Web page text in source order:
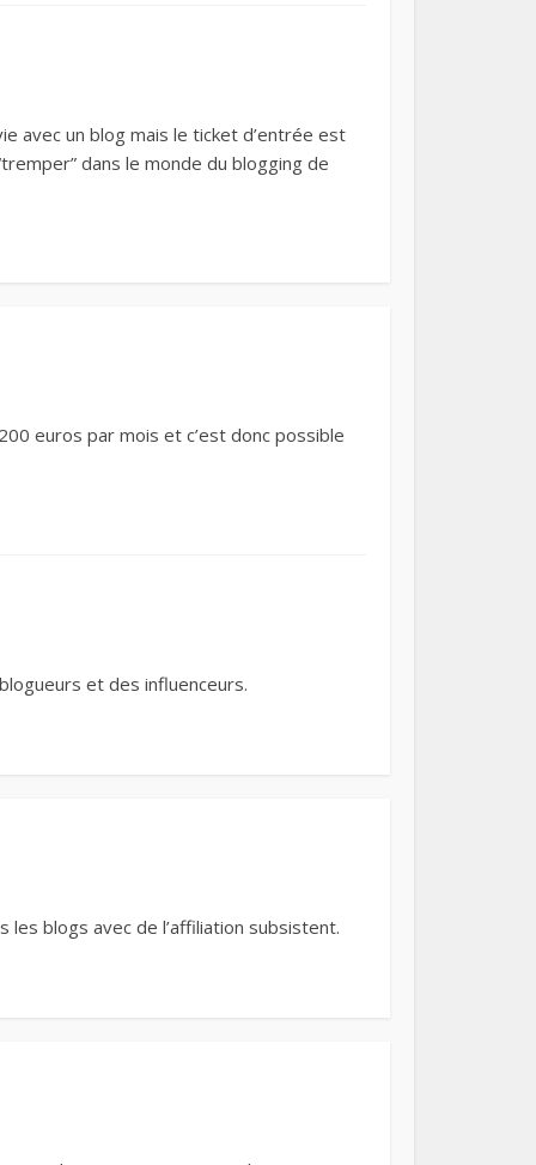
avec un blog mais le ticket d’entrée est
dans le monde du blogging de
euros par mois et c’est donc possible
et des influenceurs.
blogs avec de l’affiliation subsistent.